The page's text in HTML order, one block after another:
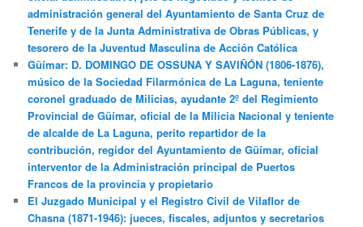
administración general del Ayuntamiento de Santa Cruz de
Tenerife y de la Junta Administrativa de Obras Públicas, y
tesorero de la Juventud Masculina de Acción Católica
Güímar: D. DOMINGO DE OSSUNA Y SAVIÑÓN (1806-1876),
músico de la Sociedad Filarmónica de La Laguna, teniente
coronel graduado de Milicias, ayudante 2º del Regimiento
Provincial de Güímar, oficial de la Milicia Nacional y teniente
de alcalde de La Laguna, perito repartidor de la
contribución, regidor del Ayuntamiento de Güímar, oficial
interventor de la Administración principal de Puertos
Francos de la provincia y propietario
El Juzgado Municipal y el Registro Civil de Vilaflor de
Chasna (1871-1946): jueces, fiscales, adjuntos y secretarios